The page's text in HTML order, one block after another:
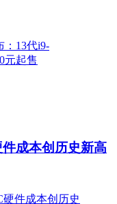
成本创历史新高